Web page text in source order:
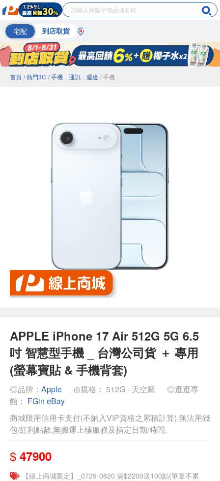
宅配 到店取貨
首頁 / 熱門3C / 手機．通訊．週邊 / 手機
APPLE iPhone 17 Air 512G 5G 6.5
吋 智慧型手機 _ 台灣公司貨 ＋ 專用
(螢幕寶貼 & 手機背套)
◎品牌： Apple ◎規格： 512G - 天空藍
◎逛逛專
館： FGin eBay
商城限用信用卡支付(不納入VIP資格之累積計算),無法用錢
包/紅利點數,無搬運上樓服務及指定日期/時間.
$ 47900
【線上商城限定】_0729-0820 滿$2200送100點(單筆不累